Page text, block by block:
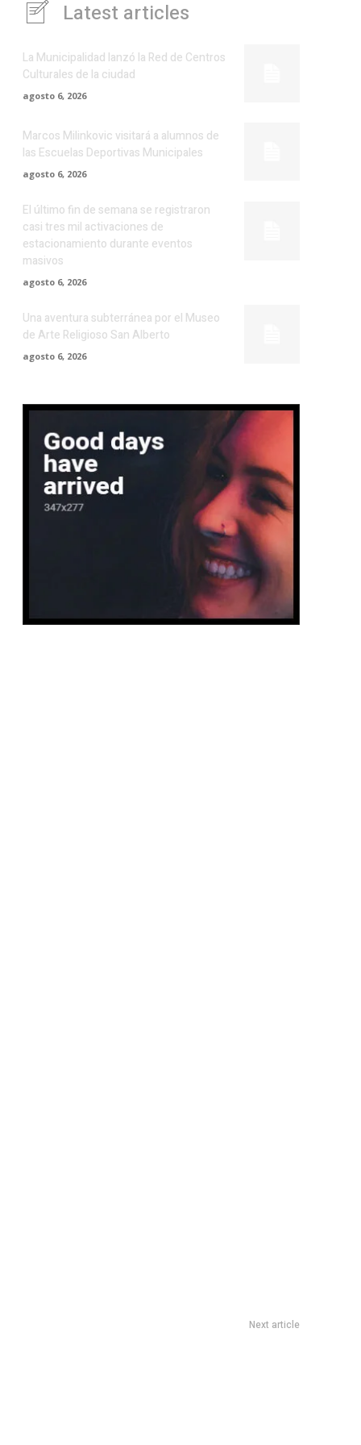
Latest articles
La Municipalidad lanzó la Red de Centros
Culturales de la ciudad
agosto 6, 2026
Marcos Milinkovic visitará a alumnos de
las Escuelas Deportivas Municipales
agosto 6, 2026
El último fin de semana se registraron
casi tres mil activaciones de
estacionamiento durante eventos
masivos
agosto 6, 2026
Una aventura subterránea por el Museo
de Arte Religioso San Alberto
agosto 6, 2026
Next article